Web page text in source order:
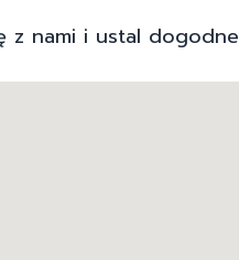
z nami i ustal